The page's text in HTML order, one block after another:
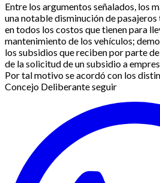
Entre los argumentos señalados, los
una notable disminución de
en todos los costos que tienen para
mantenimiento de los vehículos;
los subsidios que reciben por parte
de la solicitud de un subsidio a
Por tal motivo se acordó con los
Concejo Deliberante seguir